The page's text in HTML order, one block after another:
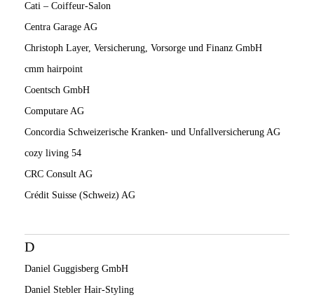
Cati – Coiffeur-Salon
Centra Garage AG
Christoph Layer, Versicherung, Vorsorge und Finanz GmbH
cmm hairpoint
Coentsch GmbH
Computare AG
Concordia Schweizerische Kranken- und Unfallversicherung AG
cozy living 54
CRC Consult AG
Crédit Suisse (Schweiz) AG
D
Daniel Guggisberg GmbH
Daniel Stebler Hair-Styling